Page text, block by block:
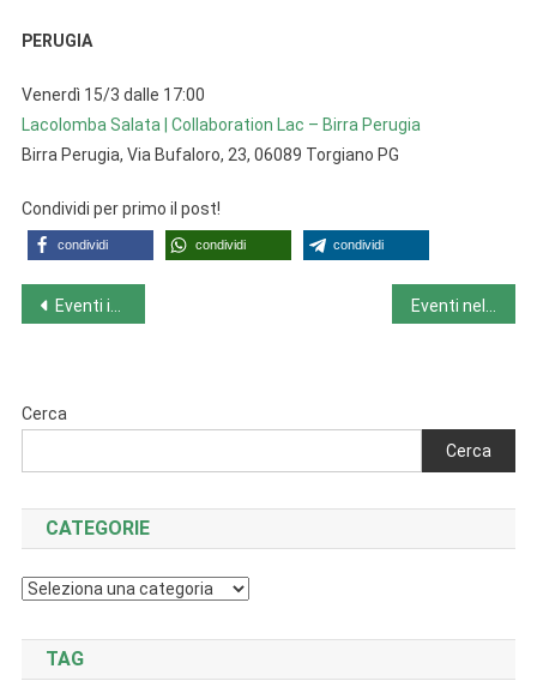
PERUGIA
Venerdì 15/3 dalle 17:00
Lacolomba Salata | Collaboration Lac – Birra Perugia
Birra Perugia, Via Bufaloro, 23, 06089 Torgiano PG
Condividi per primo il post!
condividi condividi condividi
Navigazione
Eventi in Toscana da lunedì 11/3 a domenica 17/3
Cerca
Cerca
CATEGORIE
Categorie
TAG